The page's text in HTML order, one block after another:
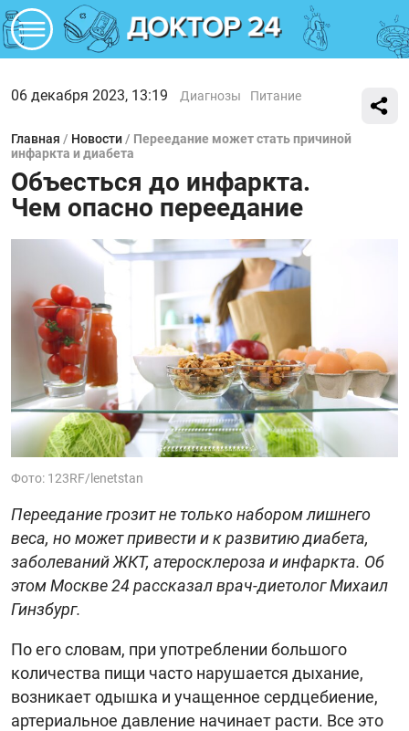
06 декабря 2023, 13:19 Диагнозы Питание
Главная / Новости / Переедание может стать причиной
инфаркта и диабета
Объесться до инфаркта.
Чем опасно переедание
Фото: 123RF/lenetstan
Переедание грозит не только набором лишнего
веса, но может привести и к развитию диабета,
заболеваний ЖКТ, атеросклероза и инфаркта. Об
этом Москве 24 рассказал врач-диетолог Михаил
Гинзбург.
По его словам, при употреблении большого
количества пищи часто нарушается дыхание,
возникает одышка и учащенное сердцебиение,
артериальное давление начинает расти. Все это